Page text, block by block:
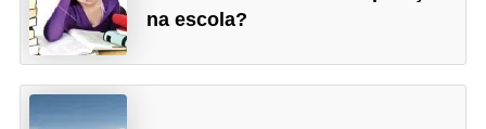
na escola?